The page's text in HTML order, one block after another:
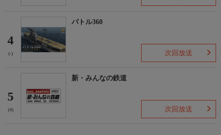
4
(-)
バトル360
次回放送
5
(4)
新・みんなの鉄道
次回放送